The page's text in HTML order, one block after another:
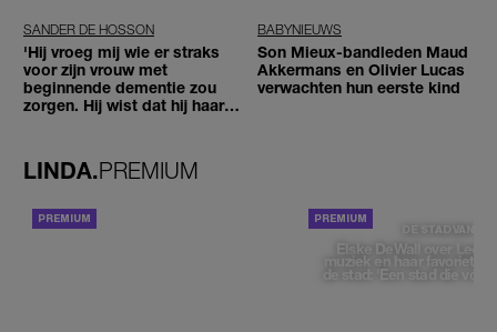
SANDER DE HOSSON
'Hij vroeg mij wie er straks
voor zijn vrouw met
beginnende dementie zou
zorgen. Hij wist dat hij haar
BABYNIEUWS
Son Mieux-bandleden Maud
Akkermans en Olivier Lucas
verwachten hun eerste kind
LINDA.PREMIUM
DE STAD VAN
Elske DeWall over
muziek en haar favoriete
de stad: 'Een stad die